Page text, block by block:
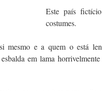
Este país
costumes.
mesmo e a quem o está
em lama